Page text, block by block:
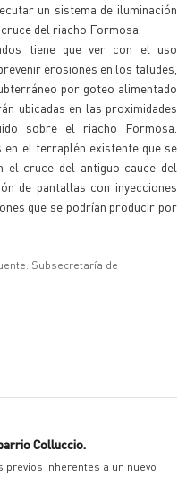
un sistema de iluminación
del riacho Formosa.
tiene que ver con el uso
erosiones en los taludes,
por goteo alimentado
ubicadas en las proximidades
sobre el riacho Formosa.
en el terraplén existente que se
el cruce del antiguo cauce del
de pantallas con inyecciones
que se podrían producir por
Subsecretaría de
Colluccio.
inherentes a un nuevo